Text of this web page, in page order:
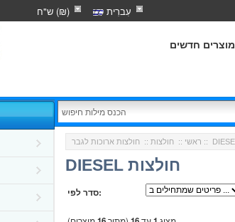
עִברִית ש"ח (₪)
מוצרים חדשים
ראשי :: חולצות:: חולצות ארוכות לגבר
DIESEL חולצות
סדר לפי: